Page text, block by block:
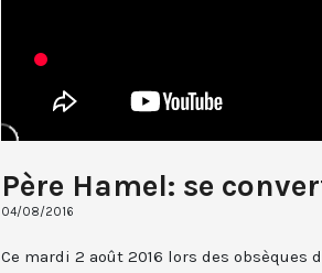
Père Hamel: se
04/08/2016
Ce mardi 2 août 2016 lors des obsèques